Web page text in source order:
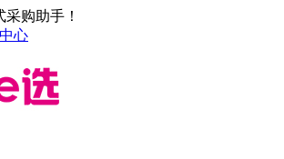
购助手！
心